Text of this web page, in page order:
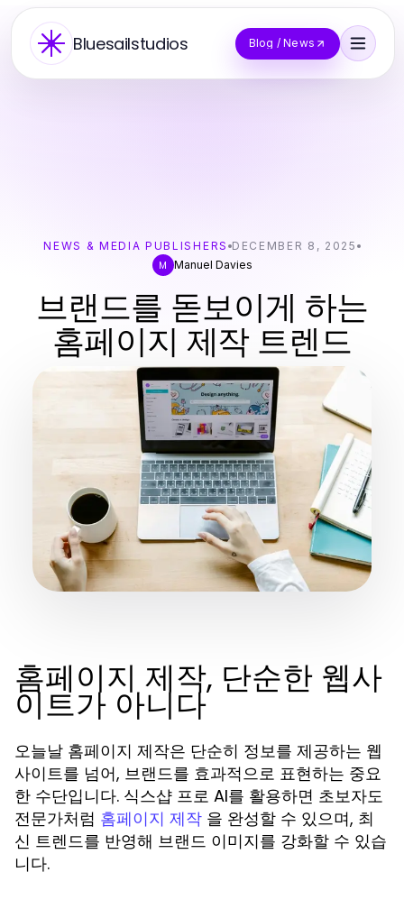
Bluesailstudios Blog / News
NEWS & MEDIA PUBLISHERS DECEMBER 8, 2025
M Manuel Davies
브랜드를 돋보이게 하는
홈페이지 제작 트렌드
홈페이지 제작, 단순한 웹사
이트가 아니다
오늘날 홈페이지 제작은 단순히 정보를 제공하는 웹
사이트를 넘어, 브랜드를 효과적으로 표현하는 중요
한 수단입니다. 식스샵 프로 AI를 활용하면 초보자도
전문가처럼 홈페이지 제작 을 완성할 수 있으며, 최
신 트렌드를 반영해 브랜드 이미지를 강화할 수 있습
니다.